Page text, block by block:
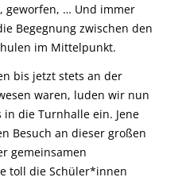
geworfen, … Und immer
Begegnung zwischen den
im Mittelpunkt.
bis jetzt stets an der
waren, luden wir nun
die Turnhalle ein. Jene
Besuch an dieser großen
gemeinsamen
toll die Schüler*innen